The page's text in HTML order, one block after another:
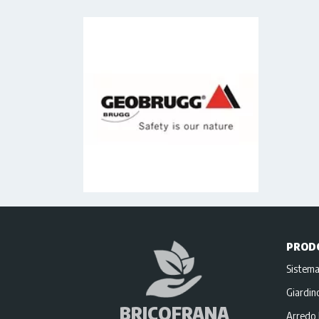
BRICOFRANA
Arredo